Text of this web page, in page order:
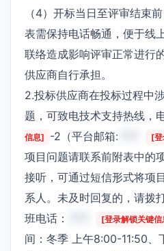
（4）开标当日至评审结束
表需保持电话畅通，便于线
联络造成影响评审正常进行
供应商自行承担。
2.投标供应商在投标过程中
题，可致电技术支持热线，
信息]
-2（平台邮箱: [登
项目问题请联系前附表中的
接听，可通过短信形式将项
系人。未及时回复的，请拨
班电话：
[登录解锁关键信
间：冬季 上午8:00-11:50、